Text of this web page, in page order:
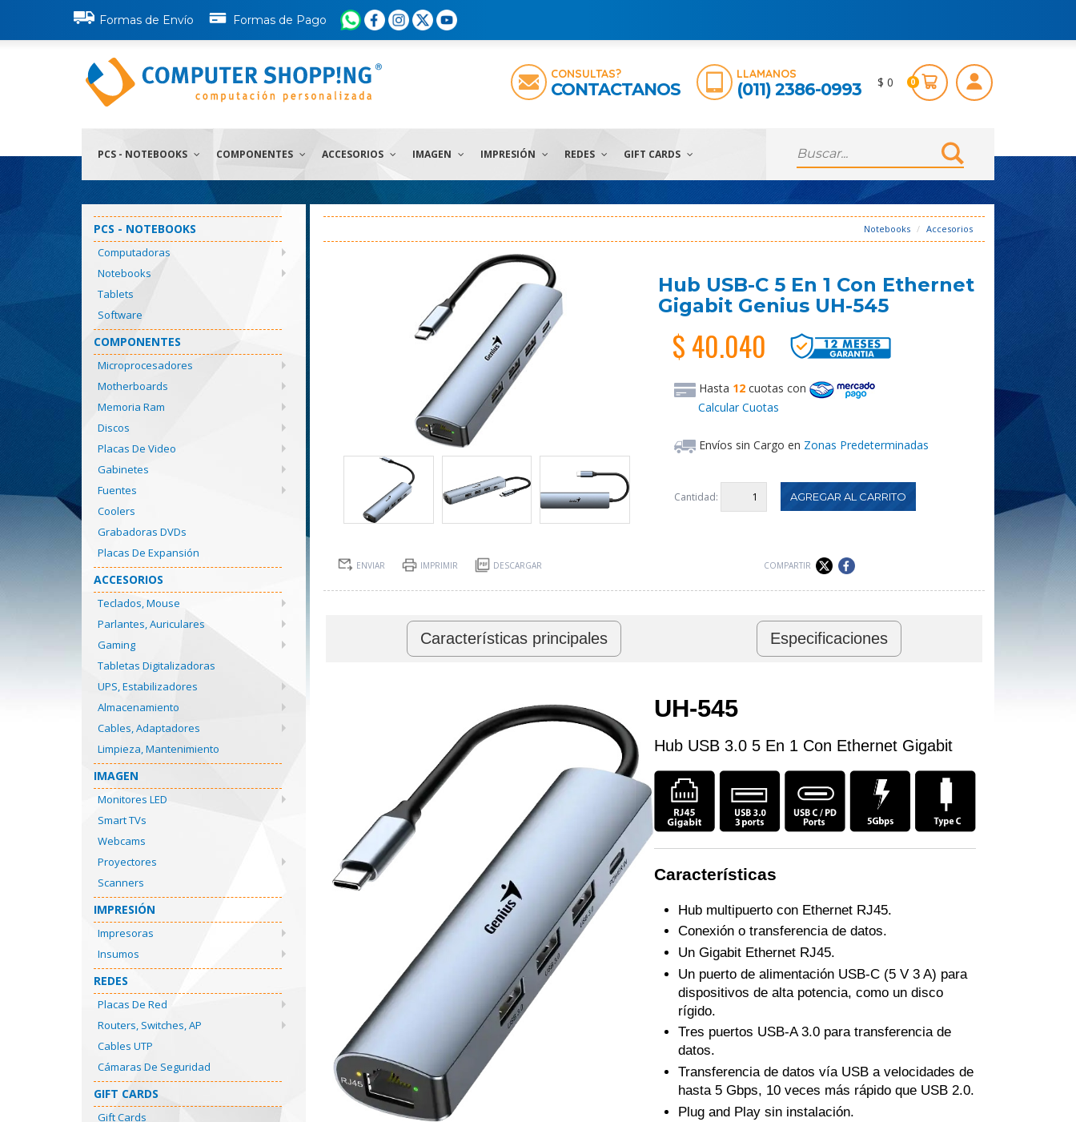
Formas de Envío Formas de Pago
$ 0 0
CONSULTAS?
CONTACTANOS
LLAMANOS
(011) 2386-0993
PCS - NOTEBOOKS COMPONENTES ACCESORIOS IMAGEN IMPRESIÓN REDES GIFT CARDS
PCS - NOTEBOOKS
Computadoras
Notebooks
Tablets
Software
COMPONENTES
Microprocesadores
Motherboards
Memoria Ram
Discos
Placas De Video
Gabinetes
Fuentes
Coolers
Grabadoras DVDs
Placas De Expansión
ACCESORIOS
Teclados, Mouse
Parlantes, Auriculares
Gaming
Tabletas Digitalizadoras
UPS, Estabilizadores
Almacenamiento
Cables, Adaptadores
Limpieza, Mantenimiento
IMAGEN
Monitores LED
Smart TVs
Webcams
Proyectores
Scanners
IMPRESIÓN
Impresoras
Insumos
REDES
Placas De Red
Routers, Switches, AP
Cables UTP
Cámaras De Seguridad
GIFT CARDS
Gift Cards
Notebooks Accesorios
Hub USB-C 5 En 1 Con Ethernet
Gigabit Genius UH-545
$ 40.040
Hasta 12 cuotas con
Calcular Cuotas
Envíos sin Cargo en Zonas Predeterminadas
Cantidad:
ENVIAR IMPRIMIR DESCARGAR COMPARTIR
Características principales Especificaciones
UH-545
Hub USB 3.0 5 En 1 Con Ethernet Gigabit
Características
Hub multipuerto con Ethernet RJ45.
Conexión o transferencia de datos.
Un Gigabit Ethernet RJ45.
Un puerto de alimentación USB-C (5 V 3 A) para
dispositivos de alta potencia, como un disco
rígido.
Tres puertos USB-A 3.0 para transferencia de
datos.
Transferencia de datos vía USB a velocidades de
hasta 5 Gbps, 10 veces más rápido que USB 2.0.
Plug and Play sin instalación.